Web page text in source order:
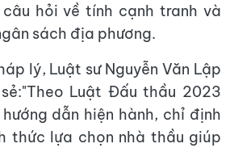
hỏi về tính cạnh tranh và
sách địa phương.
lý, Luật sư Nguyễn Văn Lập
Luật Đấu thầu 2023
dẫn hiện hành, chỉ định
thức lựa chọn nhà thầu giúp